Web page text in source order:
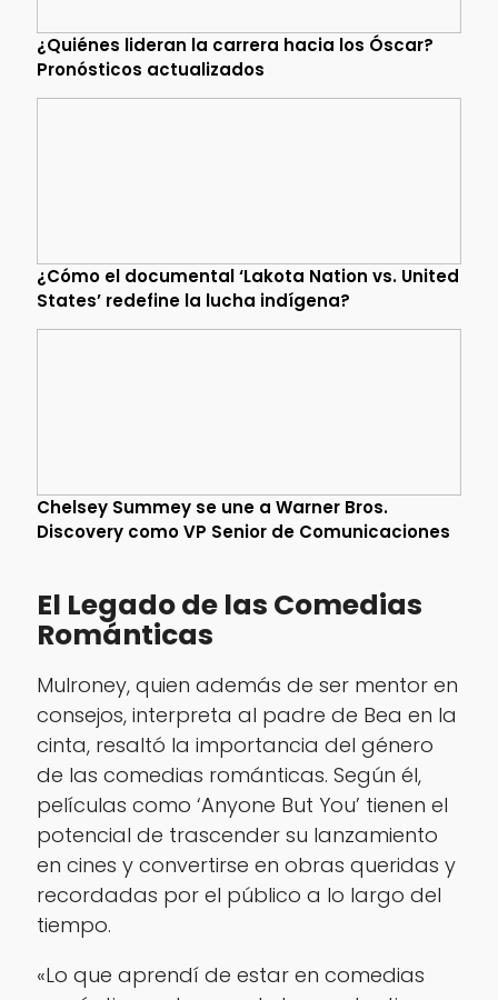
¿Quiénes lideran la carrera hacia los Óscar?
Pronósticos actualizados
¿Cómo el documental ‘Lakota Nation vs. United
States’ redefine la lucha indígena?
Chelsey Summey se une a Warner Bros.
Discovery como VP Senior de Comunicaciones
El Legado de las Comedias
Románticas
Mulroney, quien además de ser mentor en
consejos, interpreta al padre de Bea en la
cinta, resaltó la importancia del género
de las comedias románticas. Según él,
películas como ‘Anyone But You’ tienen el
potencial de trascender su lanzamiento
en cines y convertirse en obras queridas y
recordadas por el público a lo largo del
tiempo.
«Lo que aprendí de estar en comedias